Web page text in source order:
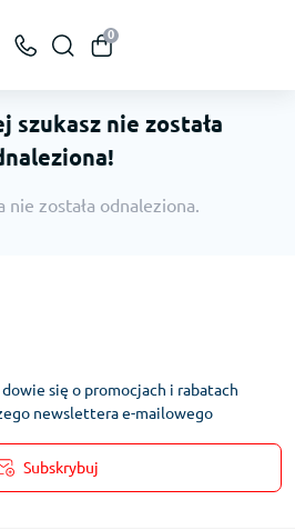
0
szukasz nie została
nie została odnaleziona.
się o promocjach i rabatach
newslettera e-mailowego
Subskrybuj